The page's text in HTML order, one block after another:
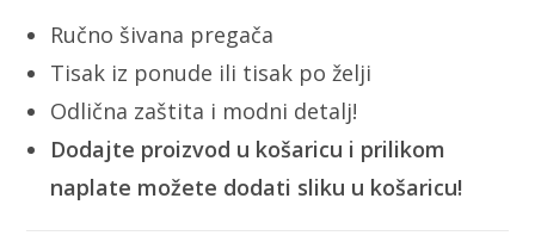
Ručno šivana pregača
Tisak iz ponude ili tisak po želji
Odlična zaštita i modni detalj!
Dodajte proizvod u košaricu i prilikom
naplate možete dodati sliku u košaricu!